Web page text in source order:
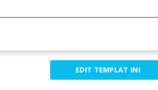
EDIT TEMPLAT INI